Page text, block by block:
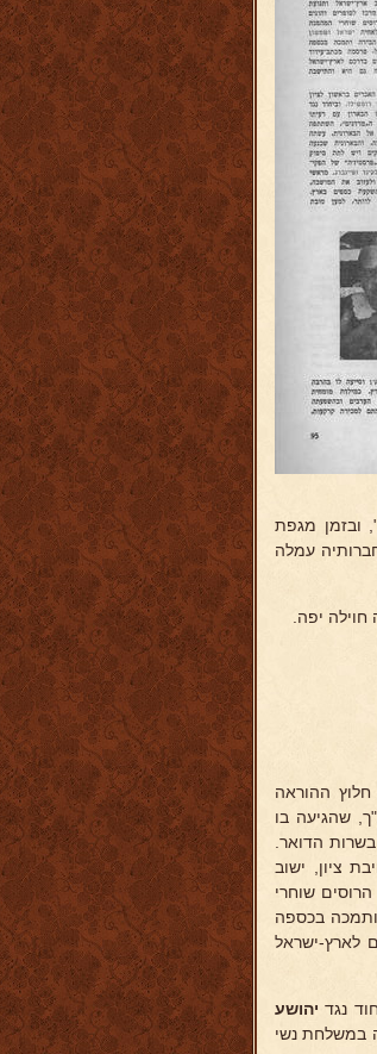
ובזמן מגפת
עמלה
יפה.
חלוץ ההוראה
שהגיעה בו
ובגיל 14 קיבלה כבר משרד, בשרות הדואר.
ציון, ישוב
שוחרי
ותמכה בכספה
לארץ-ישראל
נגד יהושע
במשלחת נשי